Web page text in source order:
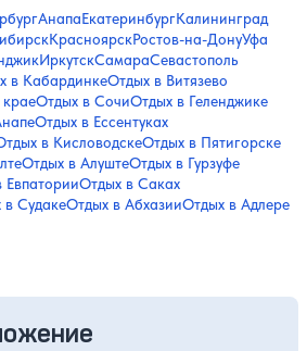
АнапаЕкатеринбургКалининград
КрасноярскРостов-на-ДонуУфа
ИркутскСамараСевастополь
в КабардинкеОтдых в Витязево
Отдых в СочиОтдых в Геленджике
Отдых в Ессентуках
в КисловодскеОтдых в Пятигорске
Отдых в АлуштеОтдых в Гурзуфе
ЕвпаторииОтдых в Саках
в СудакеОтдых в АбхазииОтдых в Адлере